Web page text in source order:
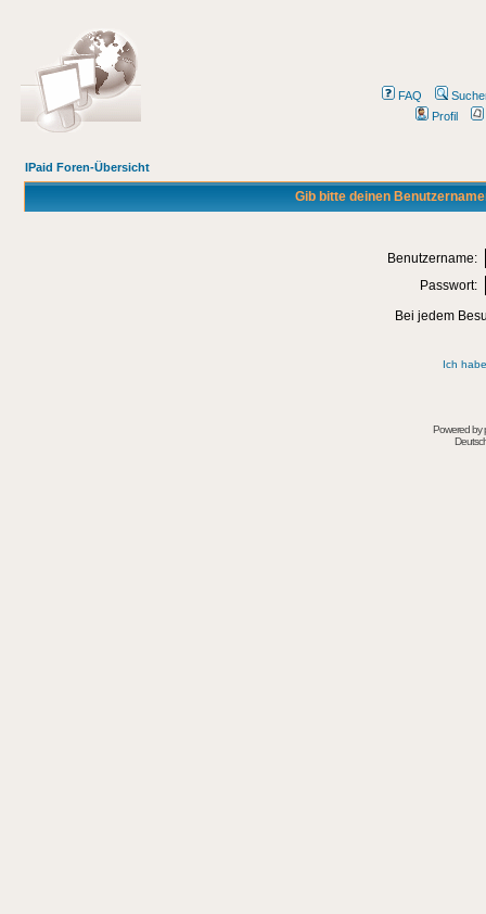
FAQ
Profil
IPaid Foren-Übersicht
Gib bitte deinen
Benutzername:
Passwort:
Bei jedem
Ich
Powered by